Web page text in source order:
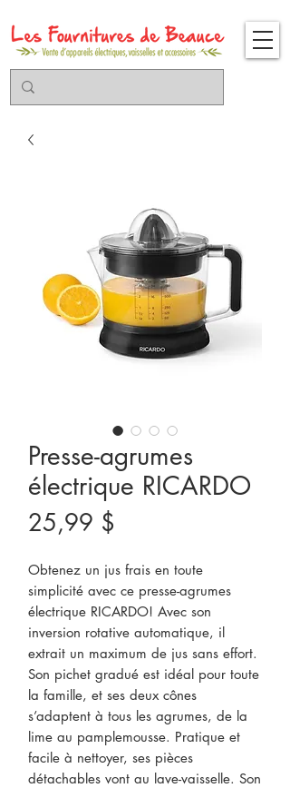
Presse-agrumes
électrique RICARDO
25,99 $
Obtenez un jus frais en toute
simplicité avec ce presse-agrumes
électrique RICARDO! Avec son
inversion rotative automatique, il
extrait un maximum de jus sans effort.
Son pichet gradué est idéal pour toute
la famille, et ses deux cônes
s’adaptent à tous les agrumes, de la
lime au pamplemousse. Pratique et
facile à nettoyer, ses pièces
détachables vont au lave-vaisselle. Son